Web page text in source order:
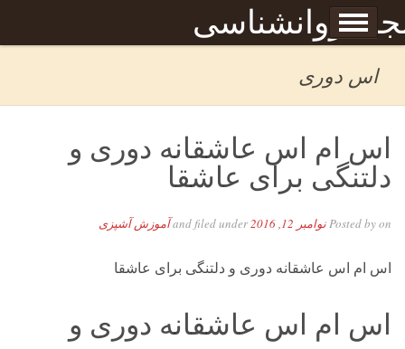
روانشناسی
Skip to content
برگه نمونه
اس دوری
اس ام اس عاشقانه دوری و
دلتنگی برای عاشقا
Posted byon نوامبر 12, 2016 and filed underآموزش آشپزی
اس ام اس عاشقانه دوری و دلتنگی برای عاشقا
اس ام اس عاشقانه دوری و